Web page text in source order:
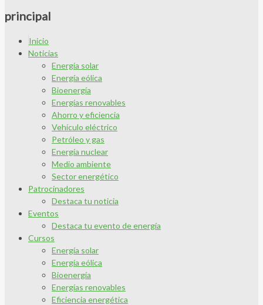
principal
Inicio
Noticias
Energía solar
Energía eólica
Bioenergía
Energías renovables
Ahorro y eficiencia
Vehículo eléctrico
Petróleo y gas
Energía nuclear
Medio ambiente
Sector energético
Patrocinadores
Destaca tu noticia
Eventos
Destaca tu evento de energía
Cursos
Energía solar
Energía eólica
Bioenergía
Energías renovables
Eficiencia energética